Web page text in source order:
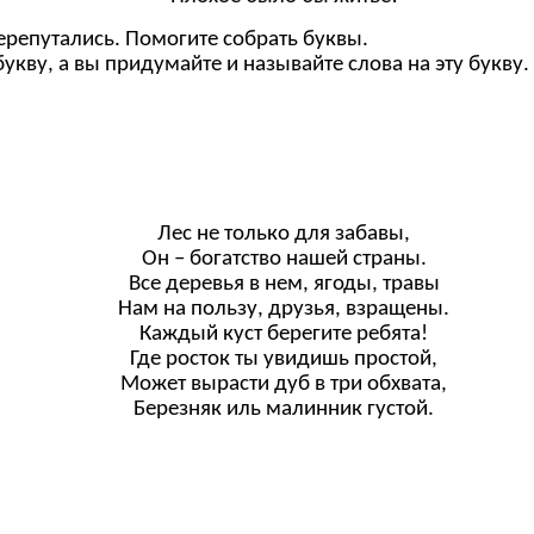
Помогите собрать буквы.
а вы придумайте и называйте слова на эту букву.
Лес не только для забавы,
Он – богатство нашей страны.
Все деревья в нем, ягоды, травы
Нам на пользу, друзья, взращены.
Каждый куст берегите ребята!
Где росток ты увидишь простой,
Может вырасти дуб в три обхвата,
Березняк иль малинник густой.